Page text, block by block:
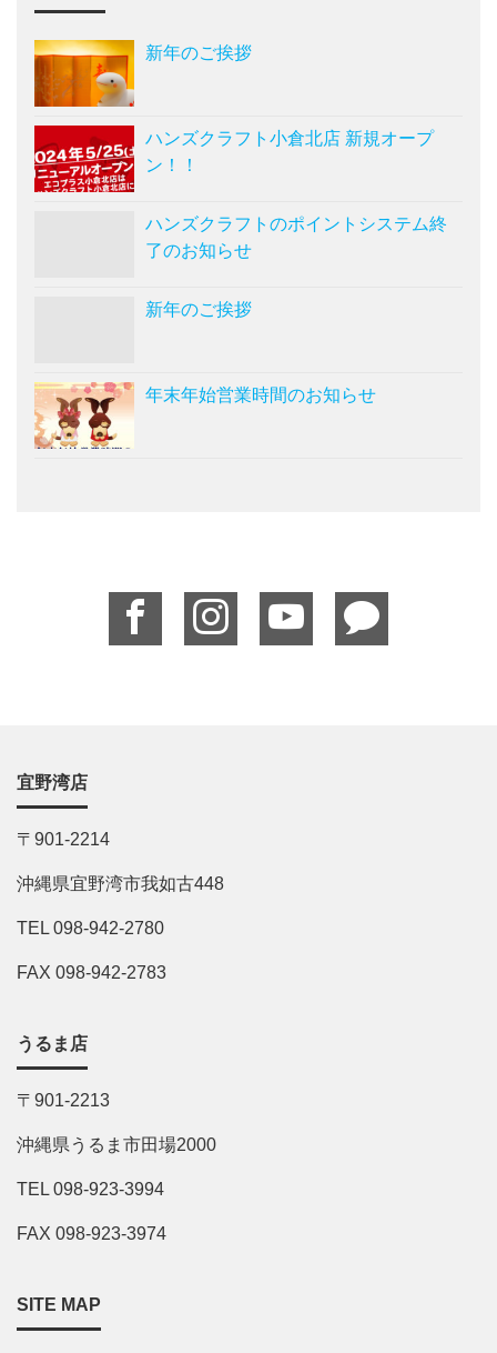
新年のご挨拶
ハンズクラフト小倉北店 新規オープ
ン！！
ハンズクラフトのポイントシステム終
了のお知らせ
新年のご挨拶
年末年始営業時間のお知らせ
宜野湾店
〒901-2214
沖縄県宜野湾市我如古448
TEL 098-942-2780
FAX 098-942-2783
うるま店
〒901-2213
沖縄県うるま市田場2000
TEL 098-923-3994
FAX 098-923-3974
SITE MAP